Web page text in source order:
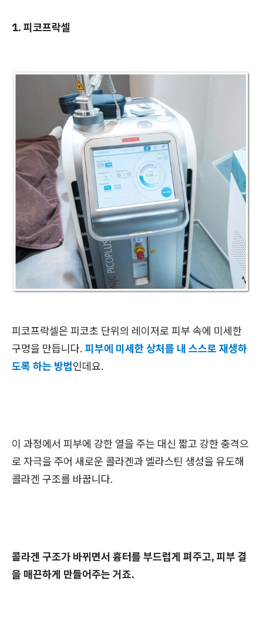
1. 피코프락셀
피코프락셀은 피코초 단위의 레이저로 피부 속에 미세한
구멍을 만듭니다. 피부에 미세한 상처를 내 스스로 재생하
도록 하는 방법인데요.
이 과정에서 피부에 강한 열을 주는 대신 짧고 강한 충격으
로 자극을 주어 새로운 콜라겐과 엘라스틴 생성을 유도해
콜라겐 구조를 바꿉니다.
콜라겐 구조가 바뀌면서 흉터를 부드럽게 펴주고, 피부 결
을 매끈하게 만들어주는 거죠.